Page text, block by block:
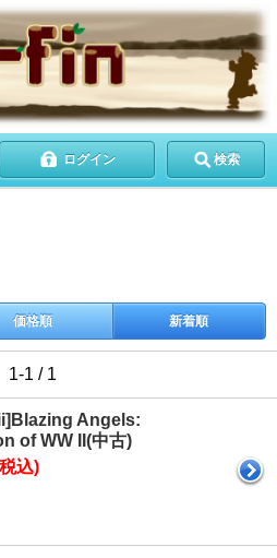
ログイン 検索
価格順 新着順
1-1 / 1
Angels:
of WW II(中古)
込)